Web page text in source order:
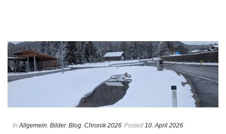
In Allgemein, Bilder, Blog, Chronik 2026 Posted 10. April 2026